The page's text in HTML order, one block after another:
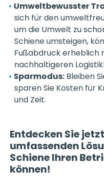
Umweltbewusster
sich für den
um die Umwelt zu
Schiene umsteigen,
Fußabdruck erheblich
nachhaltigeren
Sparmodus:Bleiben
sparen Sie Kosten für
und Zeit.
Entdecken Sie
umfassenden
Schiene Ihren
können!